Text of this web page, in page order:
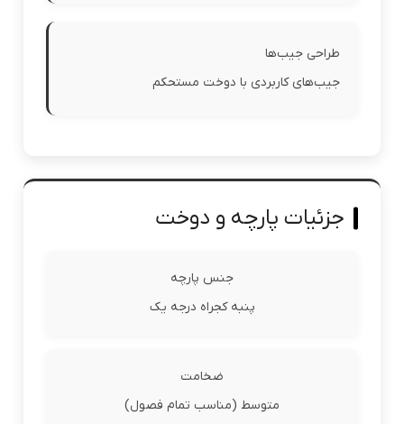
طراحی جیب‌ها
جیب‌های کاربردی با دوخت مستحکم
جزئیات پارچه و دوخت
جنس پارچه
پنبه کجراه درجه یک
ضخامت
متوسط (مناسب تمام فصول)